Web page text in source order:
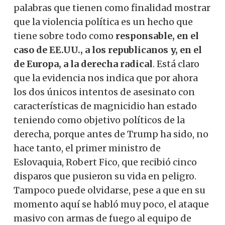
palabras que tienen como finalidad mostrar
que la violencia política es un hecho que
tiene sobre todo como responsable, en el
caso de EE.UU., a los republicanos y, en el
de Europa, a la derecha radical. Está claro
que la evidencia nos indica que por ahora
los dos únicos intentos de asesinato con
características de magnicidio han estado
teniendo como objetivo políticos de la
derecha, porque antes de Trump ha sido, no
hace tanto, el primer ministro de
Eslovaquia, Robert Fico, que recibió cinco
disparos que pusieron su vida en peligro.
Tampoco puede olvidarse, pese a que en su
momento aquí se habló muy poco, el ataque
masivo con armas de fuego al equipo de